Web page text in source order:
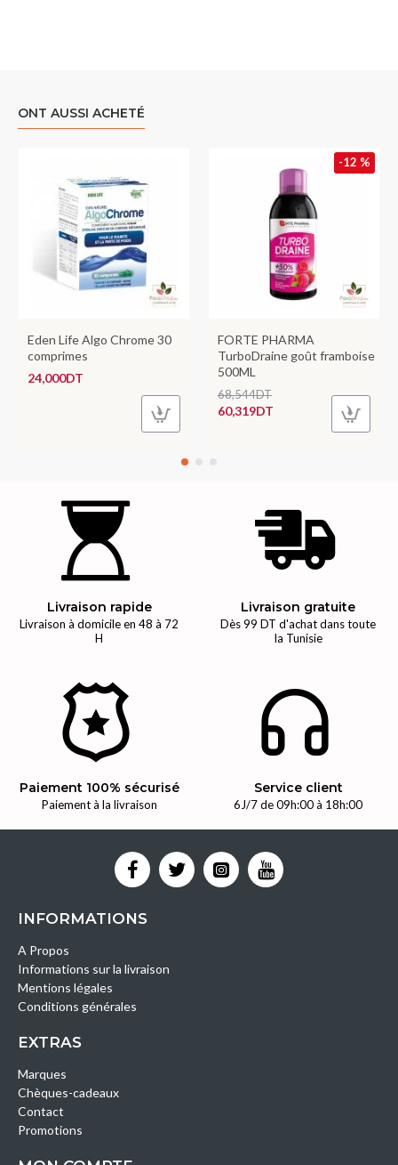
ONT AUSSI ACHETÉ
Eden Life Algo Chrome 30
comprimes
24,000DT
-12 %
FORTE PHARMA
TurboDraine goût framboise
500ML
60,319DT
68,544DT
Livraison rapide
Livraison à domicile en 48 à 72
H
Livraison gratuite
Dès 99 DT d'achat dans toute
la Tunisie
Paiement 100% sécurisé
Paiement à la livraison
Service client
6J/7 de 09h:00 à 18h:00
INFORMATIONS
A Propos
Informations sur la livraison
Mentions légales
Conditions générales
EXTRAS
Marques
Chèques-cadeaux
Contact
Promotions